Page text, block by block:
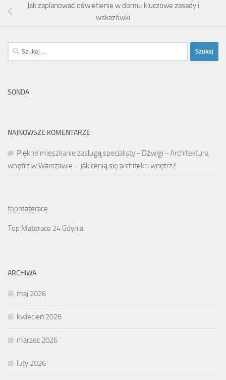
Jak zaplanować oświetlenie w domu: kluczowe zasady i
wskazówki
Szukaj:
SONDA
NAJNOWSZE KOMENTARZE
Piękne mieszkanie zasługą specjalisty - Dźwigi - Architektura
wnętrz w Warszawie – jak cenią się architekci wnętrz?
topmaterace
Top Materace 24 Gdynia
ARCHIWA
maj 2026
kwiecień 2026
marzec 2026
luty 2026